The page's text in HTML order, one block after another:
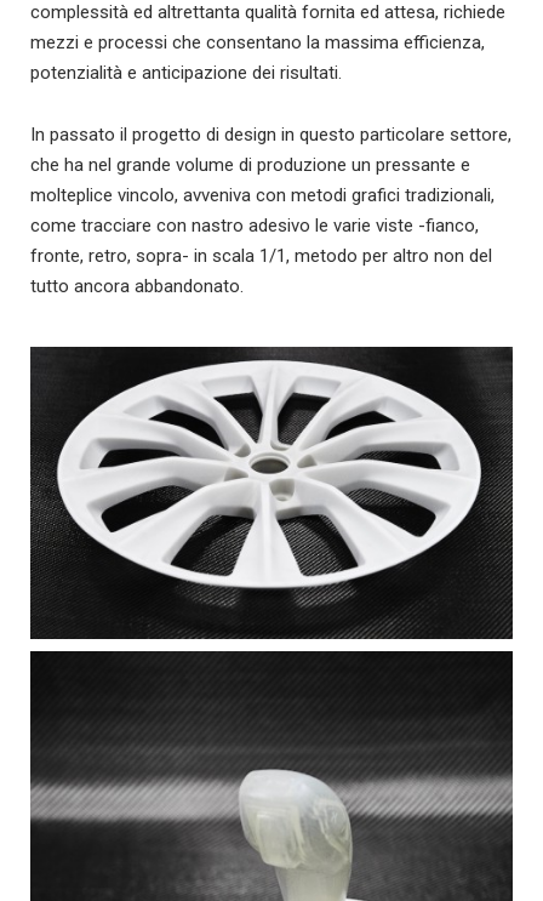
complessità ed altrettanta qualità fornita ed attesa, richiede
mezzi e processi che consentano la massima efficienza,
potenzialità e anticipazione dei risultati.
In passato il progetto di design in questo particolare settore,
che ha nel grande volume di produzione un pressante e
molteplice vincolo, avveniva con metodi grafici tradizionali,
come tracciare con nastro adesivo le varie viste -fianco,
fronte, retro, sopra- in scala 1/1, metodo per altro non del
tutto ancora abbandonato.